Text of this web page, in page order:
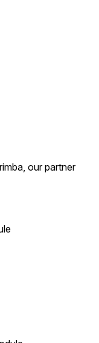
our partner